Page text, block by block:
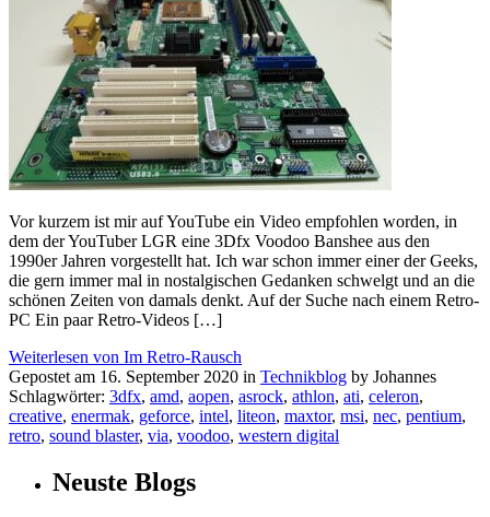
Vor kurzem ist mir auf YouTube ein Video empfohlen worden, in
dem der YouTuber LGR eine 3Dfx Voodoo Banshee aus den
1990er Jahren vorgestellt hat. Ich war schon immer einer der Geeks,
die gern immer mal in nostalgischen Gedanken schwelgt und an die
schönen Zeiten von damals denkt. Auf der Suche nach einem Retro-
PC Ein paar Retro-Videos […]
Weiterlesen von Im Retro-Rausch
Gepostet am 16. September 2020 in Technikblog by Johannes
Schlagwörter: 3dfx, amd, aopen, asrock, athlon, ati, celeron,
creative, enermak, geforce, intel, liteon, maxtor, msi, nec, pentium,
retro, sound blaster, via, voodoo, western digital
Neuste Blogs